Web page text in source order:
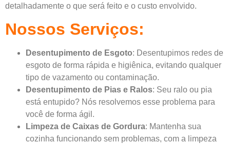
detalhadamente o que será feito e o custo envolvido.
Nossos Serviços:
Desentupimento de Esgoto: Desentupimos redes de
esgoto de forma rápida e higiênica, evitando qualquer
tipo de vazamento ou contaminação.
Desentupimento de Pias e Ralos: Seu ralo ou pia
está entupido? Nós resolvemos esse problema para
você de forma ágil.
Limpeza de Caixas de Gordura: Mantenha sua
cozinha funcionando sem problemas, com a limpeza